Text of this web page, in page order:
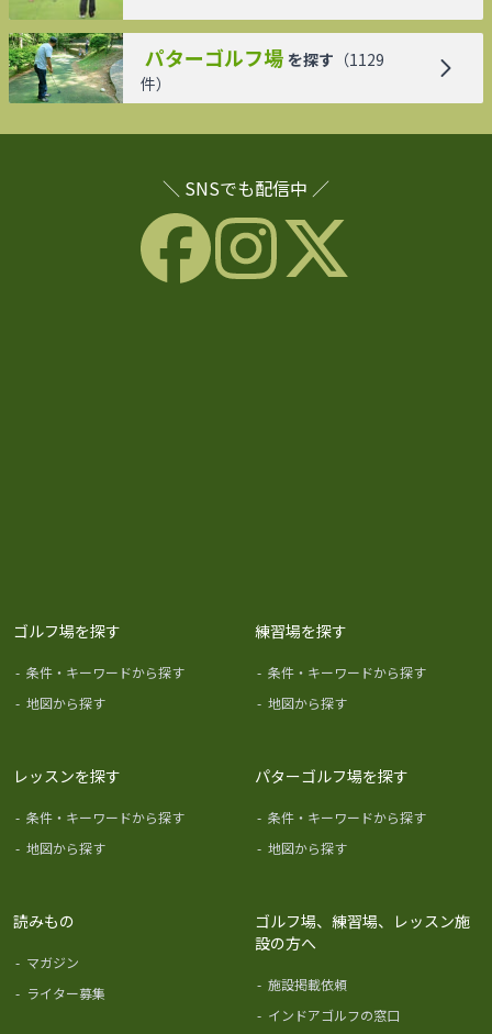
パターゴルフ場 を探す （1129
件）
＼ SNSでも配信中 ／
ゴルフ場を探す
- 条件・キーワードから探す
- 地図から探す
練習場を探す
- 条件・キーワードから探す
- 地図から探す
レッスンを探す
- 条件・キーワードから探す
- 地図から探す
パターゴルフ場を探す
- 条件・キーワードから探す
- 地図から探す
読みもの
- マガジン
- ライター募集
ゴルフ場、練習場、レッスン施
設の方へ
- 施設掲載依頼
- インドアゴルフの窓口